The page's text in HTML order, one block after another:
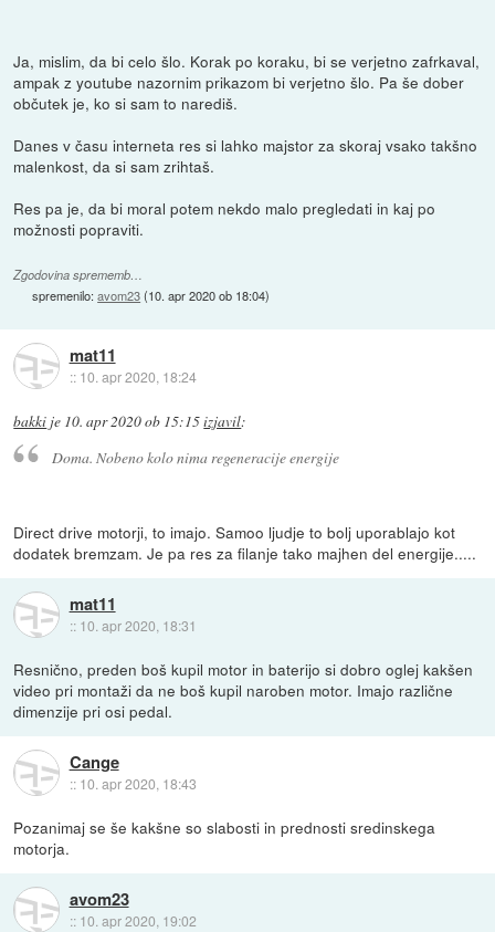
Ja, mislim, da bi celo šlo. Korak po koraku, bi se verjetno zafrkaval,
ampak z youtube nazornim prikazom bi verjetno šlo. Pa še dober
občutek je, ko si sam to narediš.
Danes v času interneta res si lahko majstor za skoraj vsako takšno
malenkost, da si sam zrihtaš.
Res pa je, da bi moral potem nekdo malo pregledati in kaj po
možnosti popraviti.
Zgodovina sprememb…
spremenilo:avom23(10. apr 2020 ob 18:04)
mat11
:: 10. apr 2020, 18:24
bakki je 10. apr 2020 ob 15:15izjavil:
Doma. Nobeno kolo nima regeneracije energije
Direct drive motorji, to imajo. Samoo ljudje to bolj uporablajo kot
dodatek bremzam. Je pa res za filanje tako majhen del energije.....
mat11
:: 10. apr 2020, 18:31
Resnično, preden boš kupil motor in baterijo si dobro oglej kakšen
video pri montaži da ne boš kupil naroben motor. Imajo različne
dimenzije pri osi pedal.
Cange
:: 10. apr 2020, 18:43
Pozanimaj se še kakšne so slabosti in prednosti sredinskega
motorja.
avom23
:: 10. apr 2020, 19:02